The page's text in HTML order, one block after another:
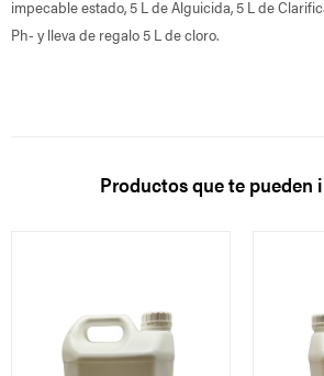
impecable estado, 5 L de Alguicida, 5 L de
Ph- y lleva de regalo 5 L de cloro.
Productos que te pueden